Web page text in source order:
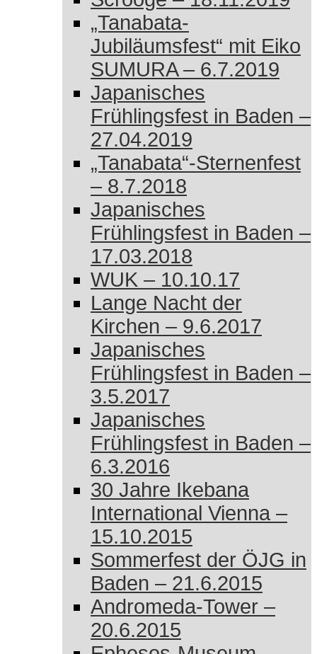
„Tanabata-
Jubiläumsfest“ mit Eiko
SUMURA – 6.7.2019
Japanisches
Frühlingsfest in Baden –
27.04.2019
„Tanabata“-Sternenfest
– 8.7.2018
Japanisches
Frühlingsfest in Baden –
17.03.2018
WUK – 10.10.17
Lange Nacht der
Kirchen – 9.6.2017
Japanisches
Frühlingsfest in Baden –
3.5.2017
Japanisches
Frühlingsfest in Baden –
6.3.2016
30 Jahre Ikebana
International Vienna –
15.10.2015
Sommerfest der ÖJG in
Baden – 21.6.2015
Andromeda-Tower –
20.6.2015